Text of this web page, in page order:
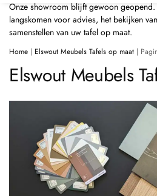
Onze showroom blijft gewoon geopend.
langskomen voor advies, het bekijken
samenstellen van uw tafel op maat.
Home | Elswout Meubels Tafels op maat |
Elswout Meubels